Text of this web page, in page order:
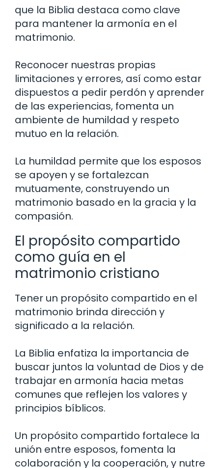
que la Biblia destaca como clave
para mantener la armonía en el
matrimonio.
Reconocer nuestras propias
limitaciones y errores, así como estar
dispuestos a pedir perdón y aprender
de las experiencias, fomenta un
ambiente de humildad y respeto
mutuo en la relación.
La humildad permite que los esposos
se apoyen y se fortalezcan
mutuamente, construyendo un
matrimonio basado en la gracia y la
compasión.
El propósito compartido
como guía en el
matrimonio cristiano
Tener un propósito compartido en el
matrimonio brinda dirección y
significado a la relación.
La Biblia enfatiza la importancia de
buscar juntos la voluntad de Dios y de
trabajar en armonía hacia metas
comunes que reflejen los valores y
principios bíblicos.
Un propósito compartido fortalece la
unión entre esposos, fomenta la
colaboración y la cooperación, y nutre